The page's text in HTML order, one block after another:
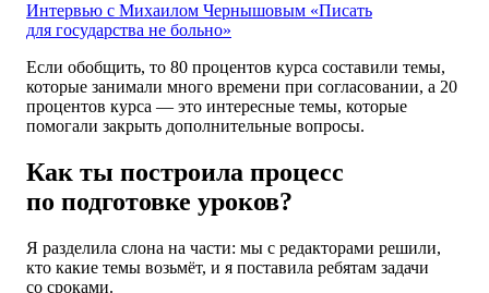
Интервью с Михаилом Чернышовым «Писать
для государства не больно»
Если обобщить, то 80 процентов курса составили темы,
которые занимали много времени при согласовании, а 20
процентов курса — это интересные темы, которые
помогали закрыть дополнительные вопросы.
Как ты построила процесс
по подготовке уроков?
Я разделила слона на части: мы с редакторами решили,
кто какие темы возьмёт, и я поставила ребятам задачи
со сроками.